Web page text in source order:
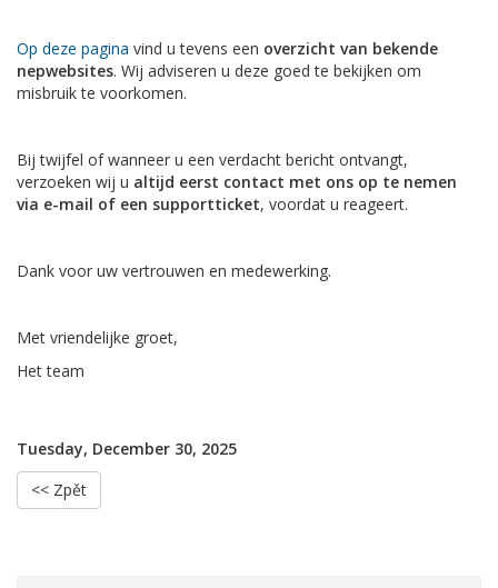
Op deze pagina vind u tevens een overzicht van bekende
nepwebsites. Wij adviseren u deze goed te bekijken om
misbruik te voorkomen.
Bij twijfel of wanneer u een verdacht bericht ontvangt,
verzoeken wij u altijd eerst contact met ons op te nemen
via e-mail of een supportticket, voordat u reageert.
Dank voor uw vertrouwen en medewerking.
Met vriendelijke groet,
Het team
Tuesday, December 30, 2025
<< Zpět